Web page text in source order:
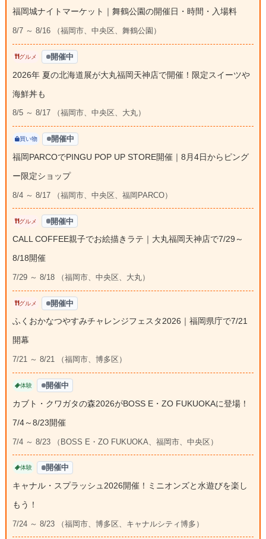
福岡城ナイトマーケット｜舞鶴公園の開催日・時間・入場料
8/7 ～ 8/16 （福岡市、中央区、舞鶴公園）
グルメ 開催中
2026年 夏の北海道展が大丸福岡天神店で開催！限定スイーツや
海鮮丼も
8/5 ～ 8/17 （福岡市、中央区、大丸）
買い物 開催中
福岡PARCOでPINGU POP UP STORE開催｜8月4日からピング
ー限定ショップ
8/4 ～ 8/17 （福岡市、中央区、福岡PARCO）
グルメ 開催中
CALL COFFEE親子でお絵描きラテ｜大丸福岡天神店で7/29～
8/18開催
7/29 ～ 8/18 （福岡市、中央区、大丸）
グルメ 開催中
ふくおかなつやすみチャレンジフェスタ2026｜福岡県庁で7/21
開幕
7/21 ～ 8/21 （福岡市、博多区）
体験 開催中
カブト・クワガタの森2026がBOSS E・ZO FUKUOKAに登場！
7/4～8/23開催
7/4 ～ 8/23 （BOSS E・ZO FUKUOKA、福岡市、中央区）
体験 開催中
キャナル・スプラッシュ2026開催！ミニオンズと水遊びを楽し
もう！
7/24 ～ 8/23 （福岡市、博多区、キャナルシティ博多）